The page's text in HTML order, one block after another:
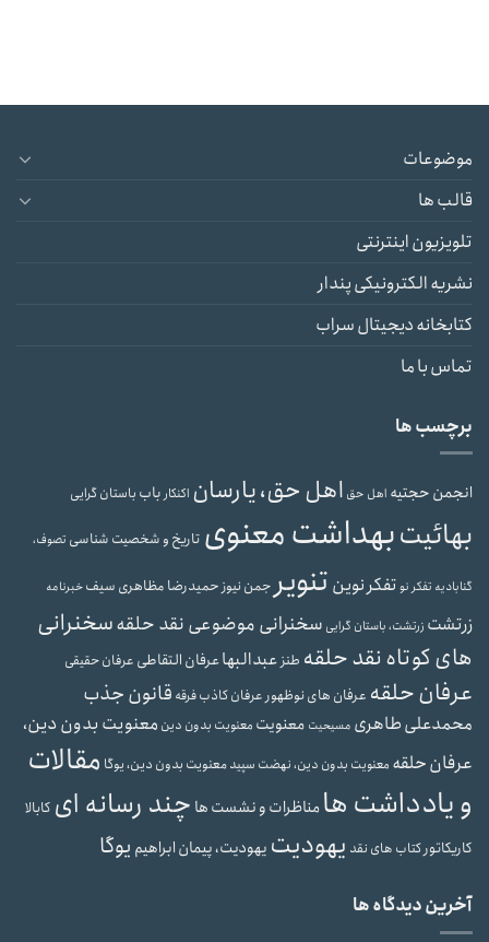
موضوعات
قالب ها
تلویزیون اینترنتی
نشریه الکترونیکی پندار
کتابخانه دیجیتال سراب
تماس با ما
برچسب ها
انجمن حجتیه اهل حق اهل حق، یارسان اکنکارباب باستان گرایی
بهائیتبهداشت معنوی تاریخ و شخصیت شناسی تصوف،
گنابادیه تفکر نوتفکر نوین تنویر جمن نیوزحمیدرضا مظاهری سیفخبرنامه
زرتشت زرتشت، باستان گرایی سخنرانی موضوعی نقد حلقهسخنرانی
های کوتاه نقد حلقه طنزعبدالبهاعرفان التقاطی عرفان حقیقی
عرفان حلقه عرفان های نوظهورعرفان کاذبفرقه قانون جذب
محمدعلی طاهری مسیحیت معنویت معنویت بدون دین معنویت بدون دین،
عرفان حلقه معنویت بدون دین، نهضت سپیدمعنویت بدون دین، یوگا مقالات
و یادداشت هامناظرات و نشست ها چند رسانه ای کابالا
کاریکاتورکتاب های نقد یهودیت یهودیت، پیمان ابراهیم یوگا
آخرین دیدگاه ها